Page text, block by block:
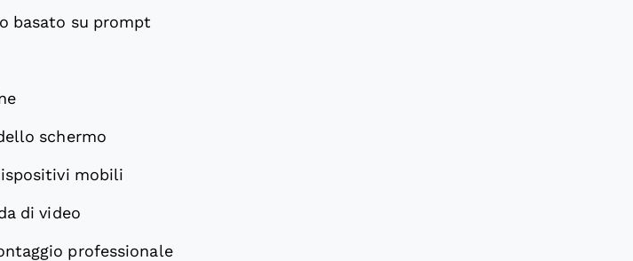
basato su prompt
schermo
mobili
di video
professionale